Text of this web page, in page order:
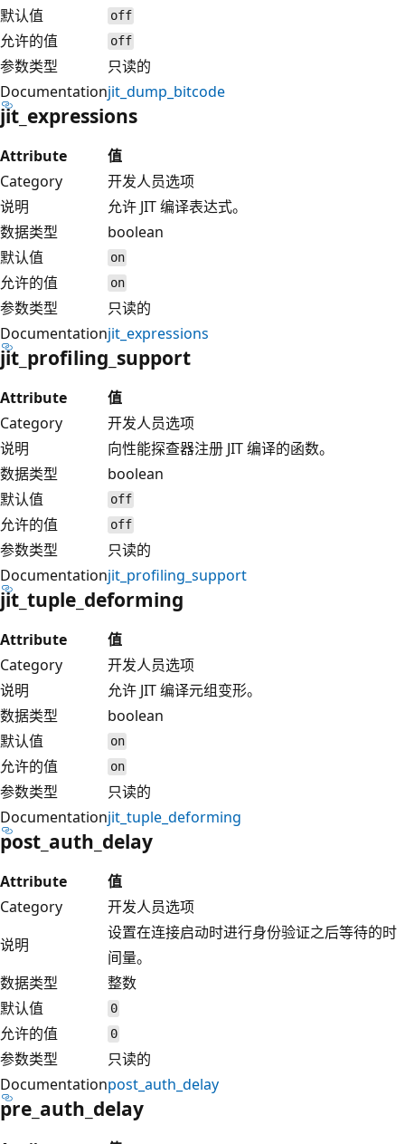
默认值
off
允许的值 off
参数类型
只读的
Documentationjit_dump_bitcode
jit_expressions
Attribute
值
Category
开发人员选项
说明
允许 JIT 编译表达式。
数据类型
boolean
默认值
on
允许的值 on
参数类型
只读的
Documentationjit_expressions
jit_profiling_support
Attribute
值
Category
开发人员选项
说明
向性能探查器注册 JIT 编译的函数。
数据类型
boolean
默认值
off
允许的值 off
参数类型
只读的
Documentationjit_profiling_support
jit_tuple_deforming
Attribute
值
Category
开发人员选项
说明
允许 JIT 编译元组变形。
数据类型
boolean
默认值
on
允许的值 on
参数类型
只读的
Documentationjit_tuple_deforming
post_auth_delay
Attribute
值
Category
开发人员选项
说明
设置在连接启动时进行身份验证之后等待的时
间量。
数据类型
整数
默认值
0
允许的值 0
参数类型
只读的
Documentationpost_auth_delay
pre_auth_delay